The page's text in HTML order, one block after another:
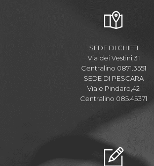
SEDE DI CHIETI
Via dei Vestini,31
Centralino 0871.3551
SEDE DI PESCARA
Viale Pindaro,42
Centralino 085.45371